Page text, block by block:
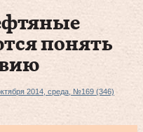
понять
2014, среда, №169 (346)